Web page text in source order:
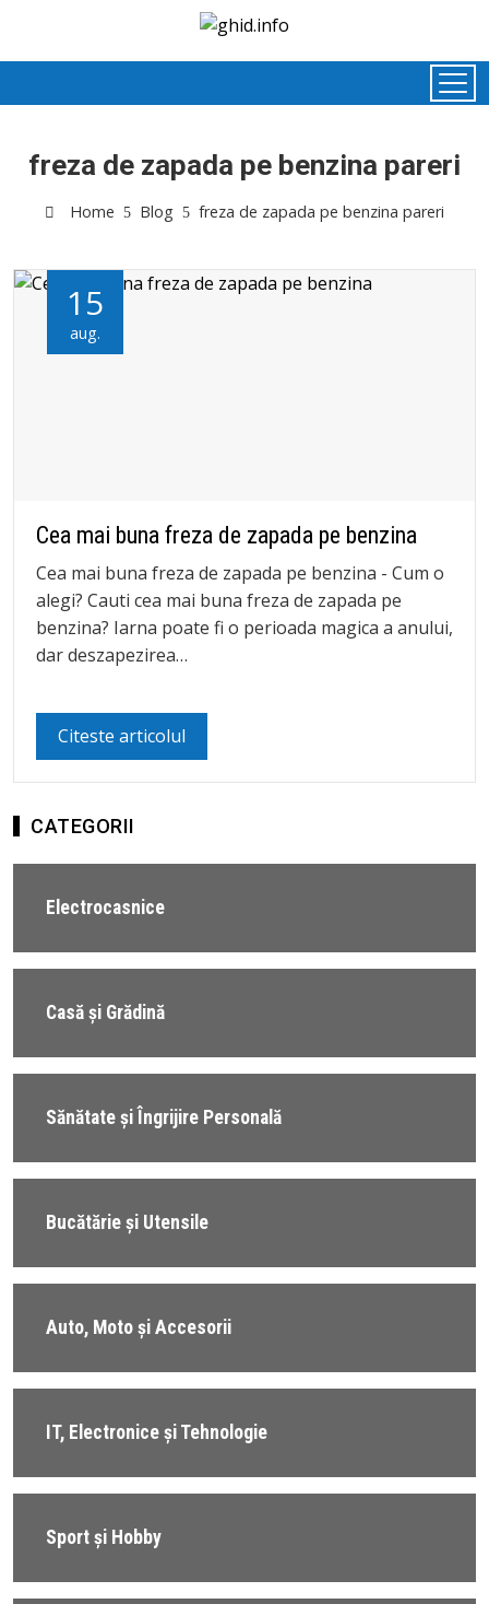
freza de zapada pe benzina pareri
Home Blog freza de zapada pe benzina pareri
15
aug.
Cea mai buna freza de zapada pe benzina
Cea mai buna freza de zapada pe benzina - Cum o
alegi? Cauti cea mai buna freza de zapada pe
benzina? Iarna poate fi o perioada magica a anului,
dar deszapezirea…
Citeste articolul
CATEGORII
Electrocasnice
Casă și Grădină
Sănătate și Îngrijire Personală
Bucătărie și Utensile
Auto, Moto și Accesorii
IT, Electronice și Tehnologie
Sport și Hobby